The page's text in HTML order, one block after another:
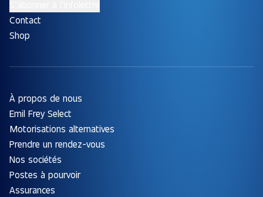
Contact
Shop
À propos de nous
Emil Frey Select
Motorisations alternatives
Prendre un rendez-vous
Nos sociétés
Postes à pourvoir
Assurances